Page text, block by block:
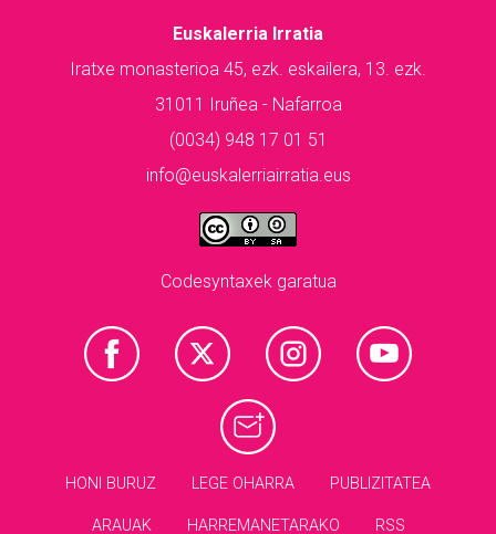
Euskalerria Irratia
Iratxe monasterioa 45, ezk. eskailera, 13. ezk.
31011 Iruñea - Nafarroa
(0034) 948 17 01 51
info@euskalerriairratia.eus
Codesyntaxek garatua
HONI BURUZ LEGE OHARRA PUBLIZITATEA
ARAUAK HARREMANETARAKO RSS